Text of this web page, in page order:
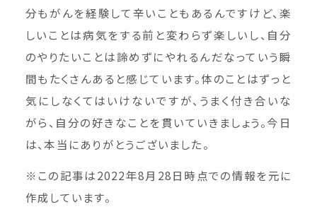
分もがんを経験して辛いこともあるんですけど、楽
しいことは病気をする前と変わらず楽しいし、自分
のやりたいことは諦めずにやれるんだなっていう瞬
間もたくさんあると感じています。体のことはずっと
気にしなくてはいけないですが、うまく付き合いな
がら、自分の好きなことを貫いていきましょう。今日
は、本当にありがとうございました。
※この記事は2022年8月28日時点での情報を元に
作成しています。